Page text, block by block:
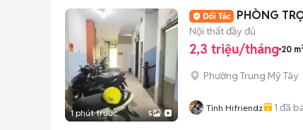
1 phút trước 5
PHÒNG
Nội thất đầy đủ
2,3 triệu/tháng 20
Phường Trung Mỹ Tây
Tình Hifriendz 1 đã